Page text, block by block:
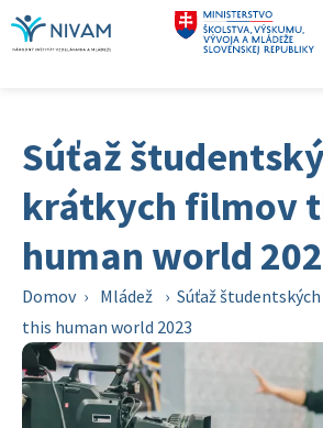
Súťaž
krátkych filmov
human world
Domov › Mládež › Súťaž
this human world 2023